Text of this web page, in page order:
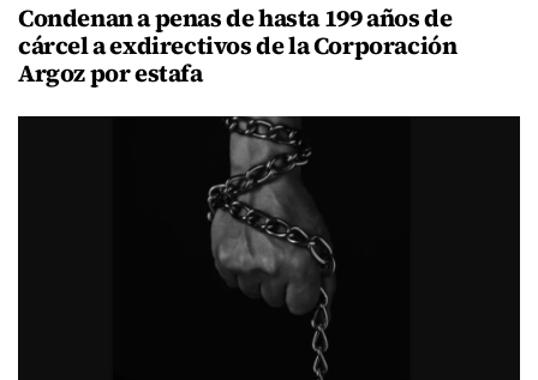
Condenan a penas de hasta 199 años de
cárcel a exdirectivos de la Corporación
Argoz por estafa